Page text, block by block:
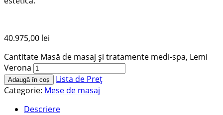
40.975,00 lei
Cantitate Masă de masaj și tratamente medi-spa, Lemi
Verona
Adaugă în coș
Lista de Preț
Categorie: Mese de masaj
Descriere